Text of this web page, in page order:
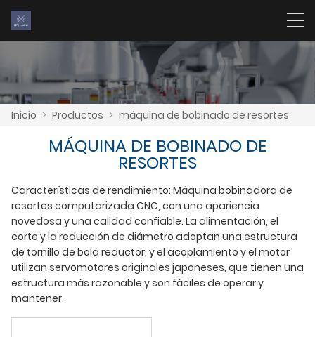
Inicio > Productos > máquina de bobinado de resortes
MÁQUINA DE BOBINADO DE
RESORTES
Características de rendimiento: Máquina bobinadora de
resortes computarizada CNC, con una apariencia
novedosa y una calidad confiable. La alimentación, el
corte y la reducción de diámetro adoptan una estructura
de tornillo de bola reductor, y el acoplamiento y el motor
utilizan servomotores originales japoneses, que tienen una
estructura más razonable y son fáciles de operar y
mantener.